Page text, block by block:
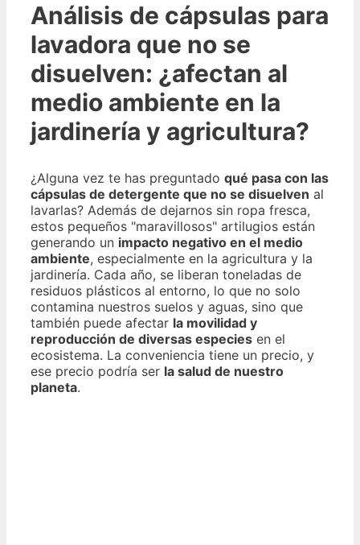
Análisis de cápsulas para
lavadora que no se
disuelven: ¿afectan al
medio ambiente en la
jardinería y agricultura?
¿Alguna vez te has preguntado qué pasa con las
cápsulas de detergente que no se disuelven al
lavarlas? Además de dejarnos sin ropa fresca,
estos pequeños "maravillosos" artilugios están
generando un impacto negativo en el medio
ambiente, especialmente en la agricultura y la
jardinería. Cada año, se liberan toneladas de
residuos plásticos al entorno, lo que no solo
contamina nuestros suelos y aguas, sino que
también puede afectar la movilidad y
reproducción de diversas especies en el
ecosistema. La conveniencia tiene un precio, y
ese precio podría ser la salud de nuestro
planeta.